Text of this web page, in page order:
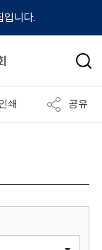
입니다.
검
쇄 공유